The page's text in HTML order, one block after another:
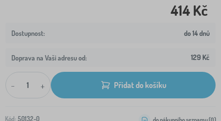
414 Kč
do 14 dnů
Doprava na Vaši adresu od: 129 Kč
- + Přidat do košíku
Kód: 50132-0